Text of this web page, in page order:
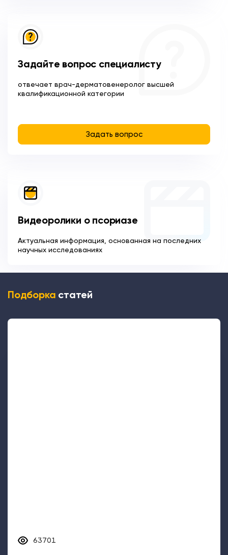
Задайте вопрос специалисту
отвечает врач-дерматовенеролог высшей
квалификационной категории
Задать вопрос
Видеоролики о псориазе
Актуальная информация, основанная на последних
научных исследованиях
Подборка статей
63701